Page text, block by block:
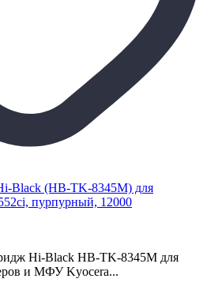
Hi-Black HB-TK-8345M для
и МФУ Kyocera...